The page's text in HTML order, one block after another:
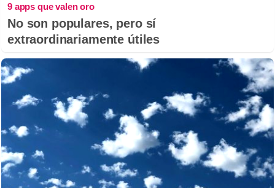
9 apps que valen oro
No son populares, pero sí
extraordinariamente útiles